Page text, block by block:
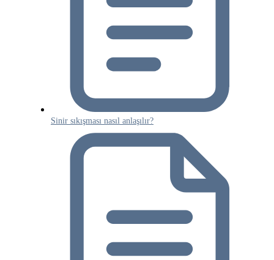
Sinir sıkışması nasıl anlaşılır?